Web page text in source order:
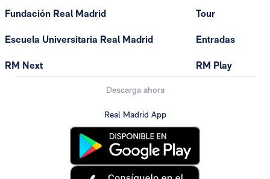
Fundación Real Madrid
Escuela Universitaria Real Madrid
RM Next
Tour
Entradas
RM Play
Descarga ahora
Real Madrid App